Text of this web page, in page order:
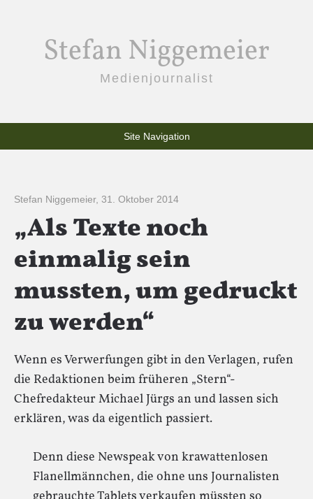
Stefan Niggemeier
Medienjournalist
Site Navigation
Stefan Niggemeier, 31. Oktober 2014
„Als Texte noch
einmalig sein
mussten, um gedruckt
zu werden“
Wenn es Verwerfungen gibt in den Verlagen, rufen
die Redaktionen beim früheren „Stern“-
Chefredakteur Michael Jürgs an und lassen sich
erklären, was da eigentlich passiert.
Denn diese Newspeak von krawattenlosen
Flanellmännchen, die ohne uns Journalisten